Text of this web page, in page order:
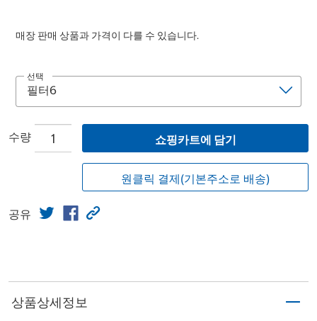
매장 판매 상품과 가격이 다를 수 있습니다.
선택
수량 쇼핑카트에 담기
원클릭 결제(기본주소로 배송)
공유
상품상세정보